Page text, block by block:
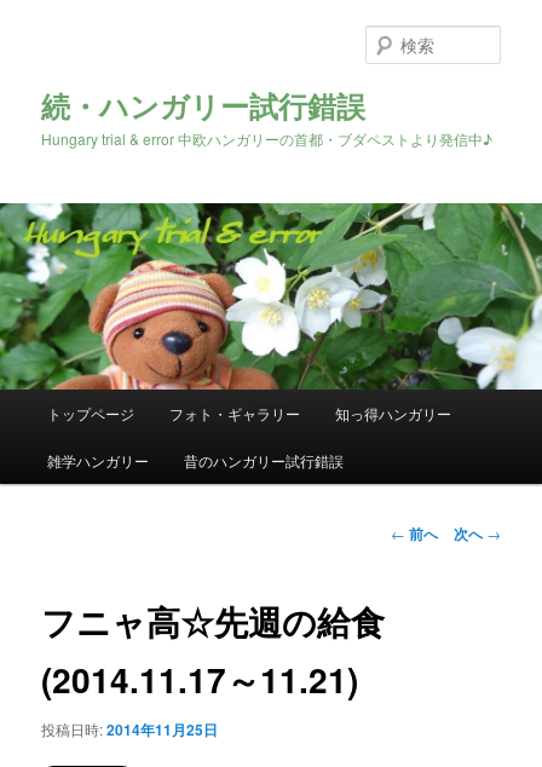
続・ハンガリー試行錯誤
Hungary trial & error 中欧ハンガリーの首都・ブダペストより発信中♪
索
メ
メ
イ
ン
テ
ン
トップページ フォト・ギャラリー 知っ得ハンガリー
雑学ハンガリー 昔のハンガリー試行錯誤
投← 前へ 次へ→
フニャ高☆先週の給食
(2014.11.17～11.21)
投稿日時:2014年11月25日